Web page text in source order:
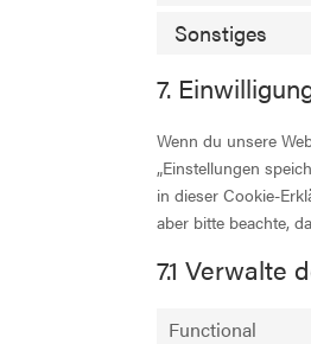
Sonstiges
7.
Wenn du unsere
„Einstellungen
in dieser Cookie-
aber bitte beachte,
7.1 Verwalte
Functional